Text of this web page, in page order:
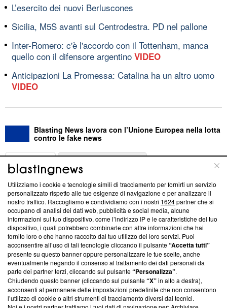
L’esercito dei nuovi Berluscones
Sicilia, M5S avanti sul Centrodestra. PD nel pallone
Inter-Romero: c'è l'accordo con il Tottenham, manca
quello con il difensore argentino VIDEO
Anticipazioni La Promessa: Catalina ha un altro uomo
VIDEO
Blasting News lavora con l’Unione Europea nella lotta
contro le fake news
ABOUT
Questa sezione offre informazioni trasparenti su Blasting
News, sui nostri processi editoriali e su come ci impegniamo a
creare news di qualità. Inoltre, afferma la nostra aderenza a
‘Trust Project - News with Integrity’Blasting News non è
ancora membro del programma, ma ha richiesto di farne
parte; Trust Project non ha ancora effettuato una verifica di
conformità agli standard.
Su di noi
Team editoriale
Utilizziamo i cookie e tecnologie simili di tracciamento per fornirti un servizio
personalizzato rispetto alle tue esigenze di navigazione e per analizzare il
nostro traffico. Raccogliamo e condividiamo con i nostri 1624partner che si
occupano di analisi dei dati web, pubblicità e social media, alcune
informazioni sul tuo dispositivo, come l’indirizzo IP e le caratteristiche del tuo
dispositivo, i quali potrebbero combinarle con altre informazioni che hai
fornito loro o che hanno raccolto dal tuo utilizzo dei loro servizi. Puoi
acconsentire all’uso di tali tecnologie cliccando il pulsante“Accetta tutti”
presente su questo banner oppure personalizzare le tue scelte, anche
eventualmente negando il consenso al trattamento dei dati personali da
parte dei partner terzi, cliccando sul pulsante“Personalizza”.
Chiudendo questo banner (cliccando sul pulsante“X”in alto a destra),
acconsenti al permanere delle impostazioni predefinite che non consentono
l’utilizzo di cookie o altri strumenti di tracciamento diversi dai tecnici.